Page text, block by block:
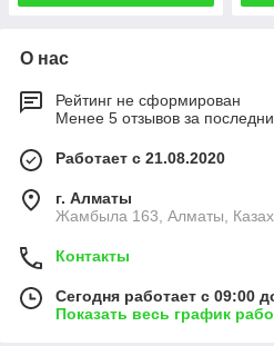
О нас
Рейтинг не сформирован
Менее 5 отзывов за
Работает с 21.08.2020
г. Алматы
Жамбыла 163, Алматы,
Контакты
Сегодня работает с 09:00
Показать весь график